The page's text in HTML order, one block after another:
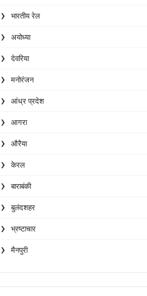
भारतीय रेल
अयोध्या
देवरिया
मनोरंजन
आंध्र प्रदेश
आगरा
औरैया
केरल
बाराबंकी
बुलंदशहर
भ्रष्टाचार
मैनपुरी